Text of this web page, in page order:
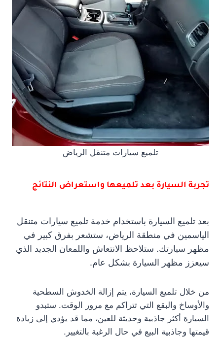
تلميع سيارات متنقل الرياض
تجربة السيارة بعد تلميعها واستعراض النتائج
بعد تلميع السيارة باستخدام خدمة تلميع سيارات متنقل
الياسمين في منطقة الرياض، ستشعر بفرق كبير في
مظهر سيارتك. ستلاحظ الانتعاش واللمعان الجديد الذي
سيعزز مظهر السيارة بشكل عام.
من خلال تلميع السيارة، يتم إزالة الخدوش السطحية
والأوساخ والبقع التي تتراكم مع مرور الوقت. ستبدو
السيارة أكثر جاذبية وحديثة للعين، مما قد يؤدي إلى زيادة
قيمتها وجاذبية البيع في حال الرغبة بالتغيير.